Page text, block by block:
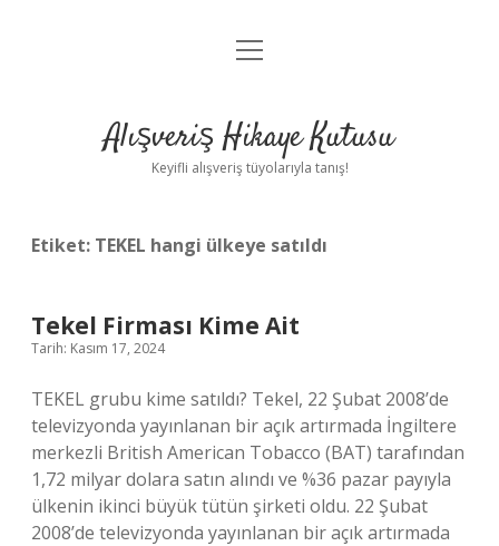
Anasayfa
Yasal Uyarı
menüyü
Alışveriş Hikaye Kutusu
Keyifli alışveriş tüyolarıyla tanış!
Etiket: TEKEL hangi ülkeye satıldı
Tekel Firması Kime Ait
Tarih: Kasım 17, 2024
TEKEL grubu kime satıldı? Tekel, 22 Şubat 2008’de
televizyonda yayınlanan bir açık artırmada İngiltere
merkezli British American Tobacco (BAT) tarafından
1,72 milyar dolara satın alındı ​​ve %36 pazar payıyla
ülkenin ikinci büyük tütün şirketi oldu. 22 Şubat
2008’de televizyonda yayınlanan bir açık artırmada